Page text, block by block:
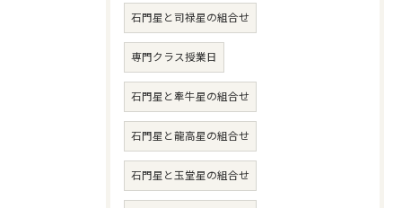
石門星と司禄星の組合せ
専門クラス授業日
石門星と牽牛星の組合せ
石門星と龍高星の組合せ
石門星と玉堂星の組合せ